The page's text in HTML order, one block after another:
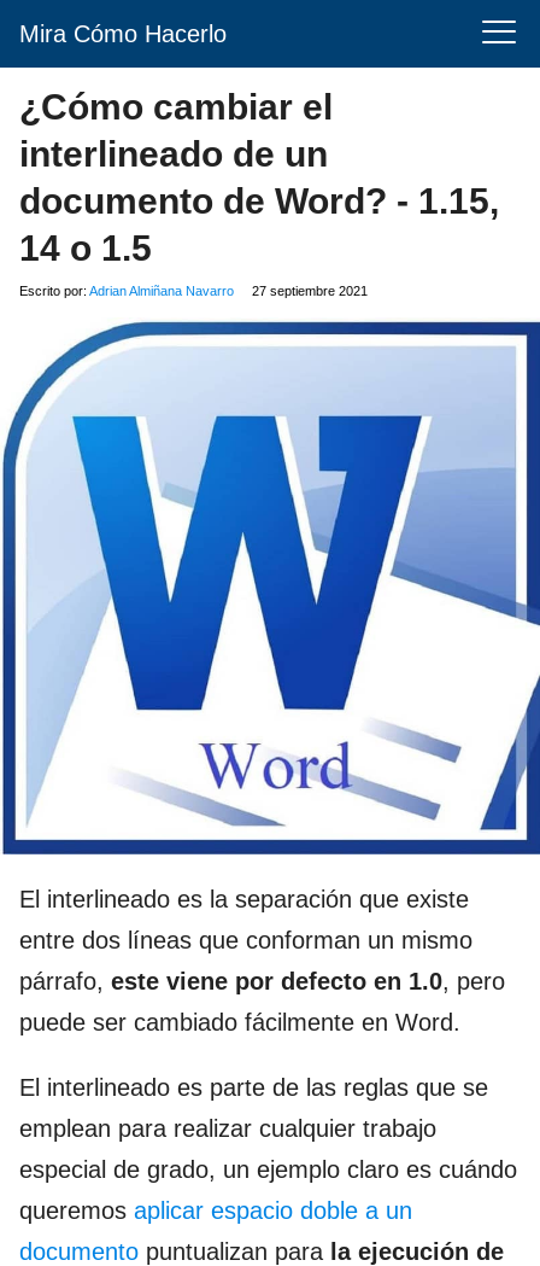
Mira Cómo Hacerlo
¿Cómo cambiar el
interlineado de un
documento de Word? - 1.15,
14 o 1.5
Escrito por: Adrian Almiñana Navarro 27 septiembre 2021
El interlineado es la separación que existe
entre dos líneas que conforman un mismo
párrafo, este viene por defecto en 1.0, pero
puede ser cambiado fácilmente en Word.
El interlineado es parte de las reglas que se
emplean para realizar cualquier trabajo
especial de grado, un ejemplo claro es cuándo
queremos aplicar espacio doble a un
documento puntualizan para la ejecución de